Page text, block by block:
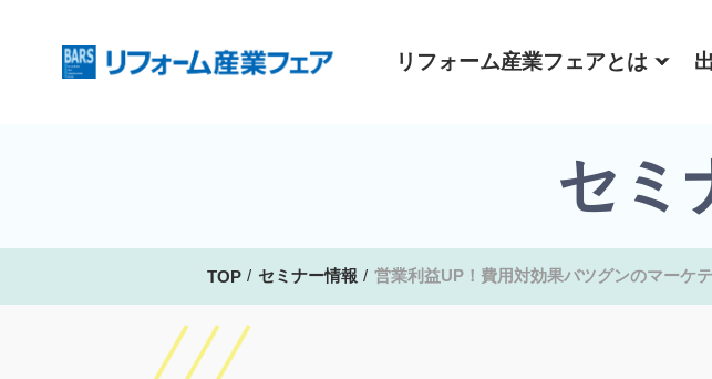
リフォーム産業フェアとは
セミ
TOP セミナー情報 営業利益UP！費用対効果バツグンのマーケ